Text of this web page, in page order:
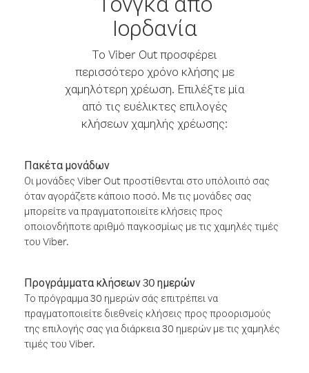
Ιορδανία
Το Viber Out προσφέρει
περισσότερο χρόνο κλήσης με
χαμηλότερη χρέωση. Επιλέξτε μία
από τις ευέλικτες επιλογές
κλήσεων χαμηλής χρέωσης:
Πακέτα μονάδων
Οι μονάδες Viber Out προστίθενται στο υπόλοιπό σας
όταν αγοράζετε κάποιο ποσό. Με τις μονάδες σας
μπορείτε να πραγματοποιείτε κλήσεις προς
οποιονδήποτε αριθμό παγκοσμίως με τις χαμηλές τιμές
του Viber.
Προγράμματα κλήσεων 30 ημερών
Το πρόγραμμα 30 ημερών σάς επιτρέπει να
πραγματοποιείτε διεθνείς κλήσεις προς προορισμούς
της επιλογής σας για διάρκεια 30 ημερών με τις χαμηλές
τιμές του Viber.